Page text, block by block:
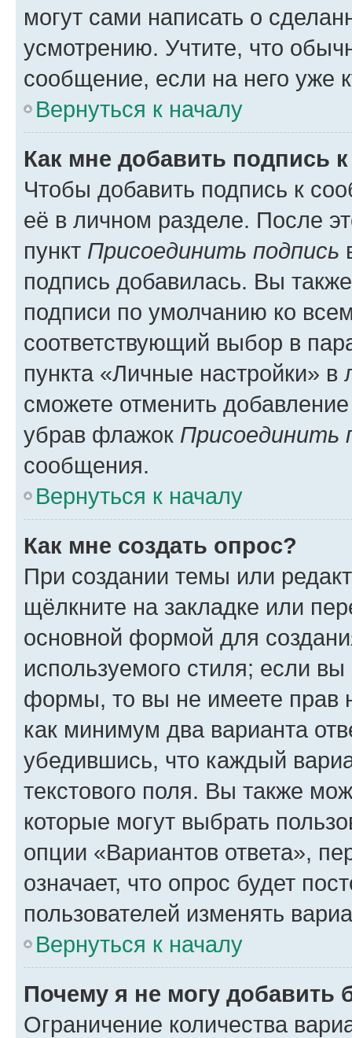
могут сами написать о
усмотрению. Учтите, что
сообщение, если на него уже
Вернуться к началу
Как мне добавить подпись
Чтобы добавить подпись к
её в личном разделе. После
пункт Присоединить подпись
подпись добавилась. Вы
подписи по умолчанию ко
соответствующий выбор в
пункта «Личные настройки»
сможете отменить
убрав флажок Присоединить
сообщения.
Вернуться к началу
Как мне создать опрос?
При создании темы или
щёлкните на закладке или
основной формой для
используемого стиля; если
формы, то вы не имеете прав
как минимум два варианта
убедившись, что каждый
текстового поля. Вы также
которые могут выбрать
опции «Вариантов ответа»,
означает, что опрос будет
пользователей изменять
Вернуться к началу
Почему я не могу добавить
Ограничение количества